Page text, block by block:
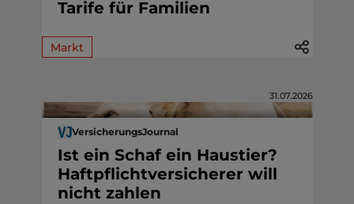
Tarife für Familien
Markt
31.07.2026
VersicherungsJournal
Ist ein Schaf ein Haustier?
Haftpflichtversicherer will
nicht zahlen